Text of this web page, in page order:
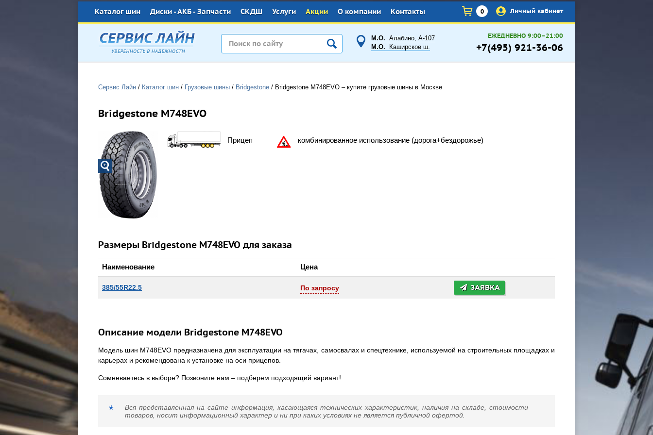
×
Каталог шин Диски - АКБ - Запчасти СКДШ Услуги Акции О компании Контакты 0 Личный кабинет
М.О. Алабино, А-107
М.О. Каширское ш.
ЕЖЕДНЕВНО 9:00–21:00
+7(495) 921-36-06
Сервис Лайн / Каталог шин / Грузовые шины / Bridgestone / Bridgestone M748EVO – купите грузовые шины в Москве
Bridgestone M748EVO
Прицеп комбинированное использование (дорога+бездорожье)
Размеры Bridgestone M748EVO для заказа
Наименование Цена
385/55R22.5 По запросу ЗАЯВКА
Описание модели Bridgestone M748EVO
Модель шин M748EVO предназначена для эксплуатации на тягачах, самосвалах и спецтехнике, используемой на строительных площадках и
карьерах и рекомендована к установке на оси прицепов.
Сомневаетесь в выборе? Позвоните нам – подберем подходящий вариант!
*
Вся представленная на сайте информация, касающаяся технических характеристик, наличия на складе, стоимости
товаров, носит информационный характер и ни при каких условиях не является публичной офертой.